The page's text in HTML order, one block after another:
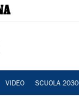
VIDEO SCUOLA 2030